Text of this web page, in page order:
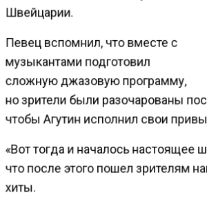
Швейцарии.
Певец вспомнил, что вместе с
музыкантами подготовил
сложную джазовую программу,
но зрители были разочарованы
чтобы Агутин исполнил свои
«Вот тогда и началось настоящее
что после этого пошел зрителям
хиты.